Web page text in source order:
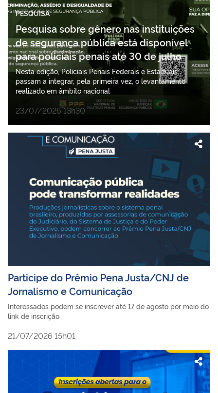
PESQUISA
Pesquisa sobre gênero nas instituições
de segurança pública está disponível
para policiais penais até 30 de julho
Nesta edição, Policiais Penais Federais e Estaduais
passam a integrar, pela primeira vez, o levantamento
realizado em âmbito nacional
23/07/2026 13h30
Participe do Prêmio Pena Justa/CNJ de
Jornalismo e Comunicação
Interessados podem se inscrever até 17 de agosto por meio do
link de inscrição
21/07/2026 15h01